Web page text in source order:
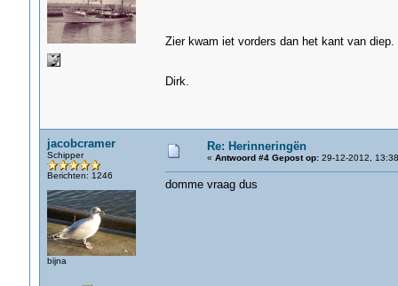
Zier kwam iet vorders dan het kant van diep.
Dirk.
jacobcramer
Schipper
Berichten: 1246
bijna
Re: Herinneringën
« Antwoord #4 Gepost op:29-12-2012,
domme vraag dus